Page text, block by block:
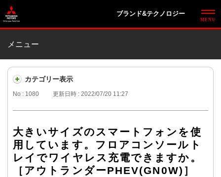
ブランド&テクノロジー
メニュー
カテゴリー表示
No : 1080 更新日時 : 2022/07/20 11:27
大きいサイズのスマートフォンを使
用しています。フロアコンソールト
レイでワイヤレス充電できますか。
［アウトランダーPHEV(GN0W)］